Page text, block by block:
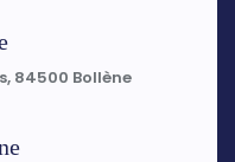
84500 Bollène